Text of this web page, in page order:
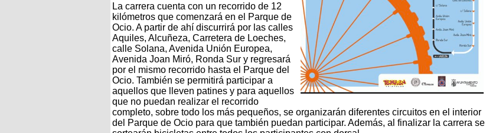
La carrera cuenta con un recorrido de 12
kilómetros que comenzará en el Parque de
Ocio. A partir de ahí discurrirá por las calles
Aquiles, Alcuñeza, Carretera de Loeches,
calle Solana, Avenida Unión Europea,
Avenida Joan Miró, Ronda Sur y regresará
por el mismo recorrido hasta el Parque del
Ocio. También se permitirá participar a
aquellos que lleven patines y para aquellos
que no puedan realizar el recorrido
completo, sobre todo los más pequeños, se organizarán diferentes circuitos en el interior
del Parque de Ocio para que también puedan participar. Además, al finalizar la carrera se